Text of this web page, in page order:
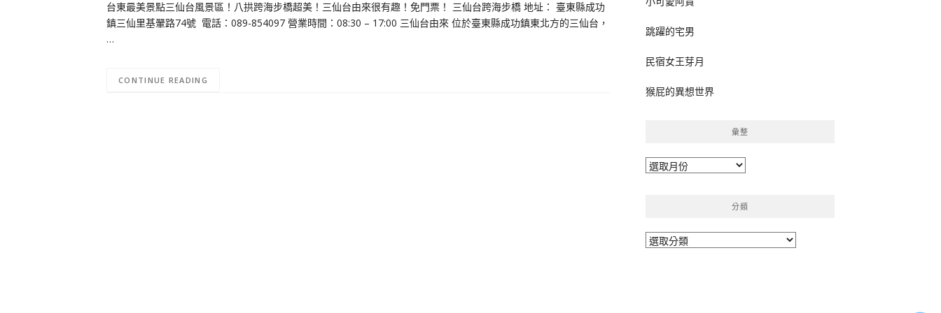
台東最美景點三仙台風景區！八拱跨海步橋超美！三仙台由來很有趣！免門票！ 三仙台跨海步橋 地址： 臺東縣成功
鎮三仙里基翬路74號 電話：089-854097 營業時間：08:30 – 17:00 三仙台由來 位於臺東縣成功鎮東北方的三仙台，
…
CONTINUE READING
跳躍的宅男
民宿女王芽月
猴屁的異想世界
彙整
彙
分類
分